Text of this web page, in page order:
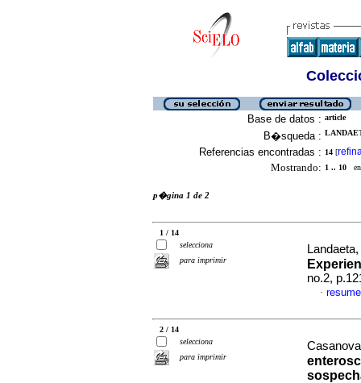
Base de datos : article
B�squeda :
Referencias encontradas : 14 [
Mostrando: 1 .. 10 en
p�gina 1 de 2
1 / 14
selecciona
para imprimir
no.2,
·
2 / 14
selecciona
para imprimir